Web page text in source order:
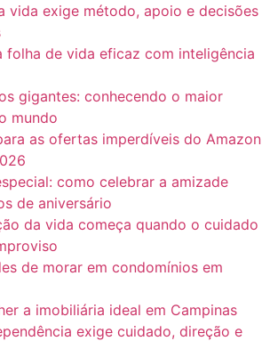
vida exige método, apoio e decisões
folha de vida eficaz com inteligência
gigantes: conhecendo o maior
mundo
as ofertas imperdíveis do Amazon
como celebrar a amizade
de aniversário
da vida começa quando o cuidado
de morar em condomínios em
a imobiliária ideal em Campinas
exige cuidado, direção e